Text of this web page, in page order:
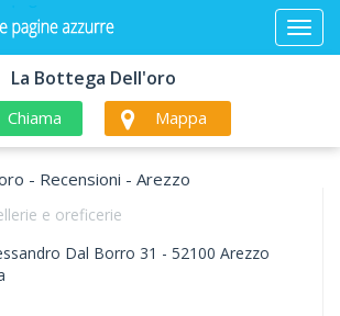
La Bottega Dell'oro
Chiama Mappa
- Recensioni - Arezzo
e oreficerie
Dal Borro 31 - 52100 Arezzo